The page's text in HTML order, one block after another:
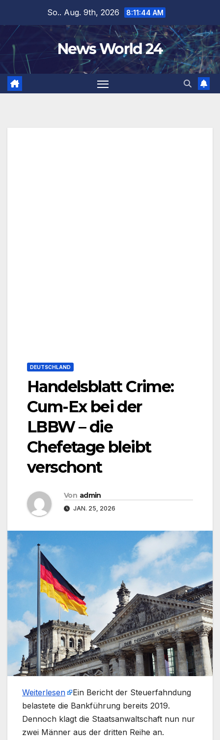
springen
So.. Aug. 9th, 2026 8:11:45 AM
News World 24
DEUTSCHLAND
Handelsblatt Crime:
Cum-Ex bei der
LBBW – die
Chefetage bleibt
verschont
Von admin
JAN. 25, 2026
Weiterlesen
​Ein Bericht der Steuerfahndung
belastete die Bankführung bereits 2019.
Dennoch klagt die Staatsanwaltschaft nun nur
zwei Männer aus der dritten Reihe an.